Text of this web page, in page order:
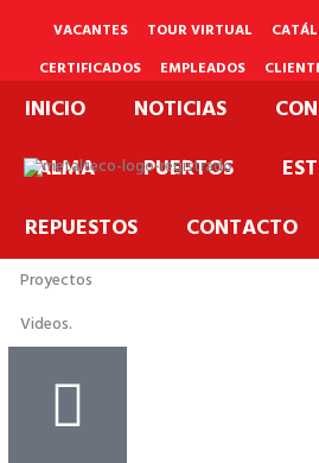
VACANTES TOUR VIRTUAL
CERTIFICADOS
EMPLEADOS
PQRS
INICIO NOTICIAS
PALMA
PUERTOS
REPUESTOS
CONTACTO
Proyectos
Videos.